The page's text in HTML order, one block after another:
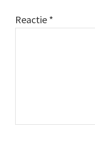
Reactie *